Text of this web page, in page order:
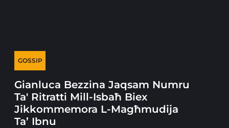
GOSSIP
Gianluca Bezzina Jaqsam Numru
Ta' Ritratti Mill-Isbaħ Biex
Jikkommemora L-Magħmudija
Ta’ Ibnu